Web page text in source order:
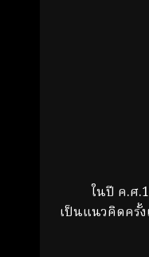
ในปี ค.ศ
เป็นแนวคิดครั้